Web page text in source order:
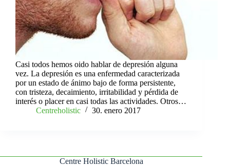
Casi todos hemos oido hablar de depresión alguna
vez. La depresión es una enfermedad caracterizada
por un estado de ánimo bajo de forma persistente,
con tristeza, decaimiento, irritabilidad y pérdida de
interés o placer en casi todas las actividades. Otros…
Centreholistic
30. enero 2017
Centre Holistic Barcelona